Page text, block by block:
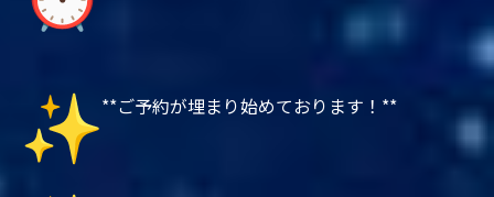
**ご予約が埋まり始めております！**